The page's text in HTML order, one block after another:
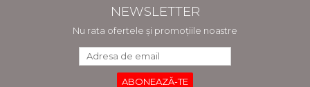
NEWSLETTER
Nu rata ofertele și promoțiile noastre